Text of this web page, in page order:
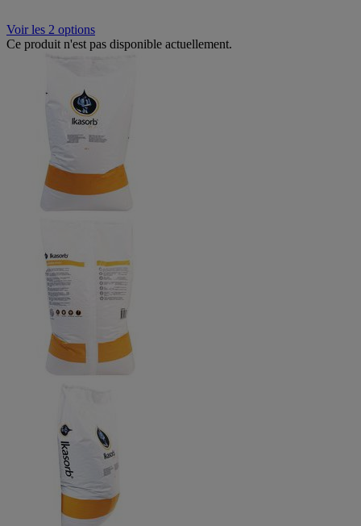
Voir les 2 options
Ce produit n'est pas disponible actuellement.